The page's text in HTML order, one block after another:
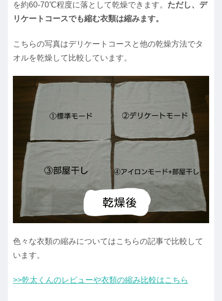
を約60-70℃程度に落として乾燥できます。 ただし、デ
リケートコースでも縮む衣類は縮みます。
こちらの写真はデリケートコースと他の乾燥方法でタ
オルを乾燥して比較しています。
色々な衣類の縮みについてはこちらの記事で比較して
います。
>>乾太くんのレビューや衣類の縮み比較はこちら